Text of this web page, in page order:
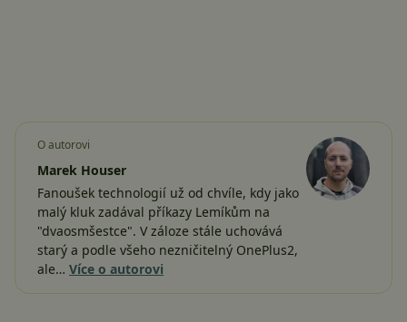
O autorovi
Marek Houser
Fanoušek technologií už od chvíle, kdy jako
malý kluk zadával příkazy Lemíkům na
"dvaosmšestce". V záloze stále uchovává
starý a podle všeho nezničitelný OnePlus2,
ale… Více o autorovi